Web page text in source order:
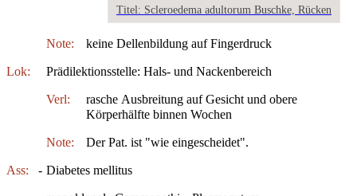
Titel: Scleroedema adultorum Buschke, Rücken
Note: keine Dellenbildung auf Fingerdruck
Lok: Prädilektionsstelle: Hals- und Nackenbereich
Verl:
rasche Ausbreitung auf Gesicht und obere
Körperhälfte binnen Wochen
Note: Der Pat. ist "wie eingescheidet".
Ass: - Diabetes mellitus